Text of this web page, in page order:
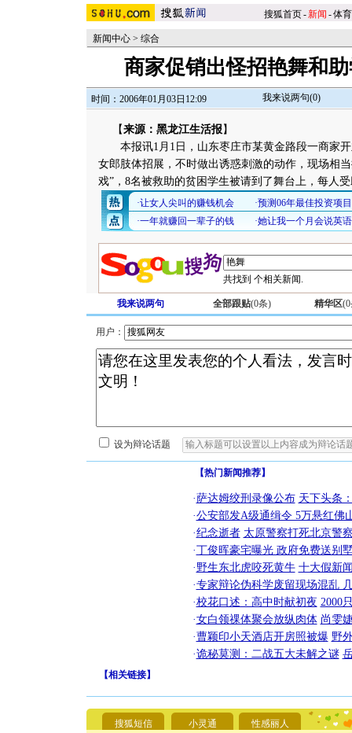
搜狐首页-新闻 -体育
新闻中心 > 综合
商家促销出怪招艳舞和
时间：2006年01月03日12:09 我来说两句(0)
【来源：黑龙江生活报】
本报讯1月1日，山东枣庄市某黄金路段一商家
女郎肢体招展，不时做出诱惑刺激的动作，现场相
戏”，8名被救助的贫困学生被请到了舞台上，每人
共找到 个相关新闻.
我来说两句 全部跟贴(0条) 精华区(0
用户：
设为辩论话题
【热门新闻推荐】
·萨达姆绞刑录像公布 天下头条
·公安部发A级通缉令 5万悬红佛
·纪念逝者 太原警察打死北京警
·丁俊晖豪宅曝光 政府免费送别
·野生东北虎咬死黄牛 十大假新
·专家辩论伪科学废留现场混乱
·校花口述：高中时献初夜 2000
·女白领祼体聚会放纵肉体 尚雯
·曹颖印小天酒店开房照被爆 野
·诡秘莫测：二战五大未解之谜
【相关链接】
搜狐短信 小灵通 性感丽人
你太多，
要平安！
[圣诞节]